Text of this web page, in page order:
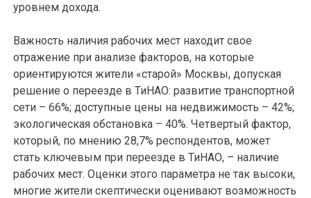
уровнем дохода.
Важность наличия рабочих мест находит свое
отражение при анализе факторов, на которые
ориентируются жители «старой» Москвы, допуская
решение о переезде в ТиНАО: развитие транспортной
сети – 66%; доступные цены на недвижимость – 42%;
экологическая обстановка – 40%. Четвертый фактор,
который, по мнению 28,7% респондентов, может
стать ключевым при переезде в ТиНАО, – наличие
рабочих мест. Оценки этого параметра не так высоки,
многие жители скептически оценивают возможность